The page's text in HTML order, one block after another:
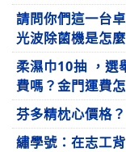
請問你們這一台
光波除菌機是怎
柔濕巾10抽 ，選
費嗎？金門運費
芬多精枕心價格？
繡學號：在志工